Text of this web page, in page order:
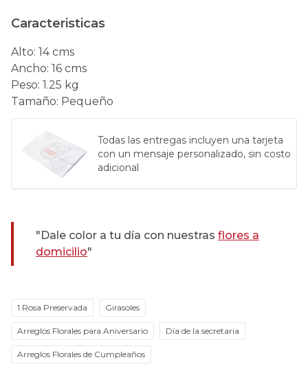
Caracteristicas
Alto: 14 cms
Ancho: 16 cms
Peso: 1.25 kg
Tamaño: Pequeño
Todas las entregas incluyen una tarjeta
con un mensaje personalizado, sin costo
adicional
"Dale color a tu día con nuestras flores a
domicilio"
1 Rosa Preservada Girasoles
Arreglos Florales para Aniversario Día de la secretaria
Arreglos Florales de Cumpleaños